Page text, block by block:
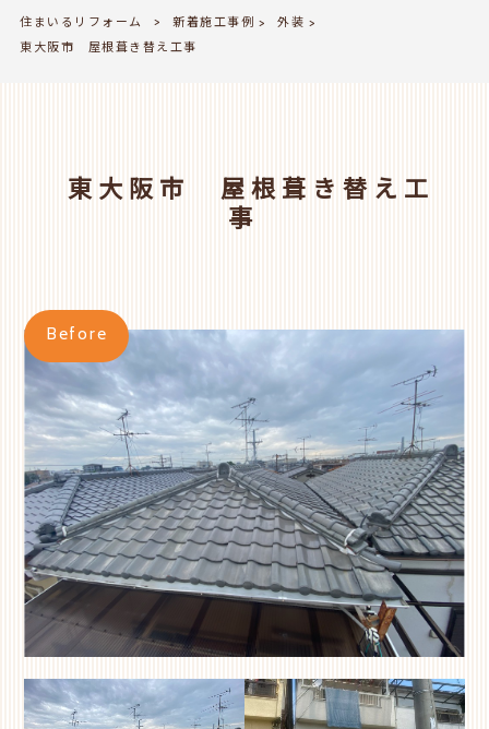
住まいるリフォーム > 新着施工事例 > 外装 >
東大阪市 屋根葺き替え工事
東大阪市 屋根葺き替え工
事
Before